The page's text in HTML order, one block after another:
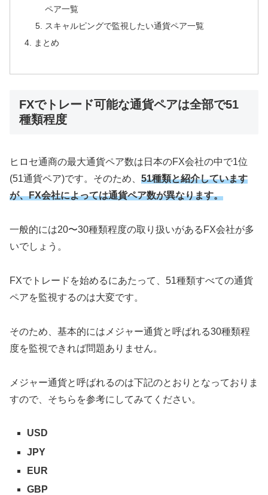
ペア一覧
スキャルピングで監視したい通貨ペア一覧
まとめ
FXでトレード可能な通貨ペアは全部で51
種類程度
ヒロセ通商の最大通貨ペア数は日本のFX会社の中で1位
(51通貨ペア)です。そのため、 51種類と紹介しています
が、FX会社によっては通貨ペア数が異なります。
一般的には20〜30種類程度の取り扱いがあるFX会社が多
いでしょう。
FXでトレードを始めるにあたって、51種類すべての通貨
ペアを監視するのは大変です。
そのため、基本的にはメジャー通貨と呼ばれる30種類程
度を監視できれば問題ありません。
メジャー通貨と呼ばれるのは下記のとおりとなっておりま
すので、そちらを参考にしてみてください。
USD
JPY
EUR
GBP